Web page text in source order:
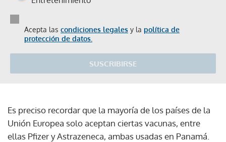
Acepta las condiciones legales y la política de
protección de datos.
SUSCRIBIRSE
Es preciso recordar que la mayoría de los países de la
Unión Europea solo aceptan ciertas vacunas, entre
ellas Pfizer y Astrazeneca, ambas usadas en Panamá.